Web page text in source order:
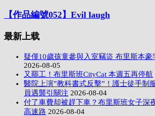
【作品編號052】Evil laugh
最新上载
疑僅10歲孩童參與入室竊盜 布里斯本豪
2026-08-05
又罷工！布里斯班CityCat 本週五再停航
醫院上演”教科書式反擊”！護士徒手制
員遇襲引關注 2026-08-04
付了車費却被趕下車？布里斯班女子深
高速路 2026-08-04